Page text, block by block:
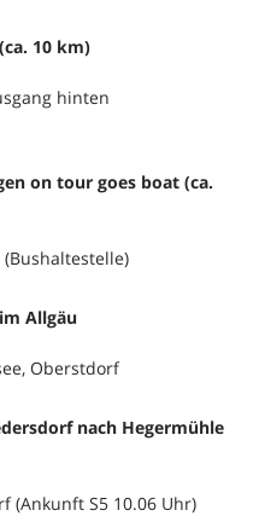
10 km)
hinten
on tour goes boat (ca.
Allgäu
Oberstdorf
nach Hegermühle
(Ankunft S5 10.06 Uhr)